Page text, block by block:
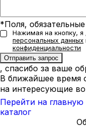
*Поля,
Нажимая на кнопку,
персональных данных
конфиденциальности
, спасибо за ваше
В ближайшее время
на интересующие
Перейти на главную
каталог